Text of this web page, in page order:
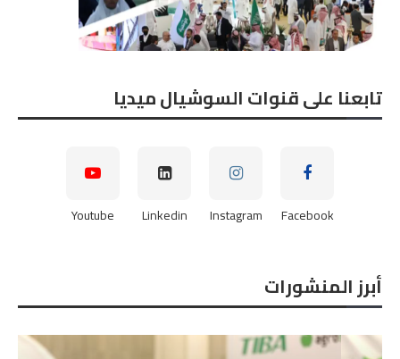
تابعنا على قنوات السوشيال ميديا
Facebook
Instagram
Linkedin
Youtube
أبرز المنشورات